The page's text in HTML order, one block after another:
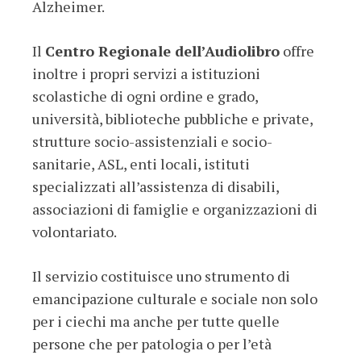
Alzheimer.
Il Centro Regionale dell’Audiolibro offre
inoltre i propri servizi a istituzioni
scolastiche di ogni ordine e grado,
università, biblioteche pubbliche e private,
strutture socio-assistenziali e socio-
sanitarie, ASL, enti locali, istituti
specializzati all’assistenza di disabili,
associazioni di famiglie e organizzazioni di
volontariato.
Il servizio costituisce uno strumento di
emancipazione culturale e sociale non solo
per i ciechi ma anche per tutte quelle
persone che per patologia o per l’età